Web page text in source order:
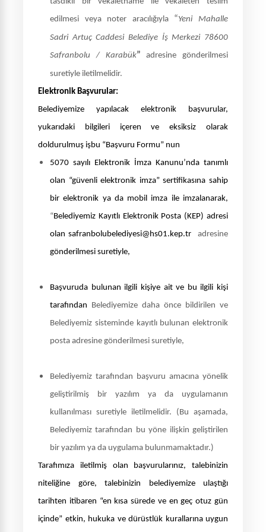
edilmesi veya noter aracılığıyla “Yeni Mahalle
Sadri Artuç Caddesi Belediye İş Merkezi 78600
Safranbolu / Karabük” adresine gönderilmesi
suretiyle iletilmelidir.
Elektronik Başvurular:
Belediyemize yapılacak elektronik başvurular,
yukarıdaki bilgileri içeren ve eksiksiz olarak
doldurulmuş işbu “Başvuru Formu” nun
5070 sayılı Elektronik İmza Kanunu’nda tanımlı
olan “güvenlielektronik imza” sertifikasına sahip
bir elektronik ya da mobil imza ile imzalanarak,
“Belediyemiz Kayıtlı Elektronik Posta (KEP) adresi
olan safranbolubelediyesi@hs01.kep.tr adresine
gönderilmesi suretiyle,
Başvuruda bulunan ilgili kişiye ait ve bu ilgili kişi
tarafından Belediyemize daha önce bildirilen ve
Belediyemiz sisteminde kayıtlı bulunan elektronik
posta adresine gönderilmesi suretiyle,
Belediyemiz tarafından başvuru amacına yönelik
geliştirilmiş bir yazılım ya da uygulamanın
kullanılması suretiyle iletilmelidir. (Bu aşamada,
Belediyemiz tarafından bu yöne ilişkin geliştirilen
bir yazılım ya da uygulama bulunmamaktadır.)
Tarafımıza iletilmiş olan başvurularınız, talebinizin
niteliğine göre, talebinizin belediyemize ulaştığı
tarihten itibaren “en kısa sürede ve en geç otuz gün
içinde” etkin, hukuka ve dürüstlük kurallarına uygun